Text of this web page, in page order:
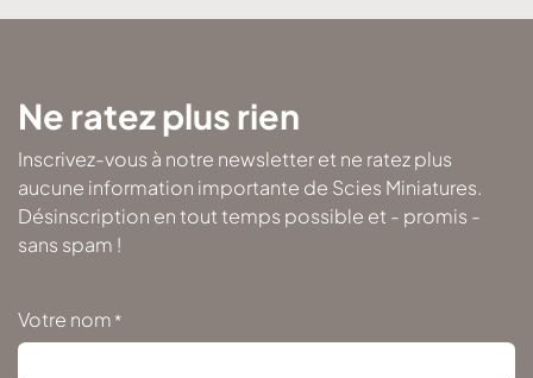
Ne ratez plus rien
Inscrivez-vous à notre newsletter et ne ratez plus
aucune information importante de Scies Miniatures.
Désinscription en tout temps possible et - promis -
sans spam !
Votre nom *